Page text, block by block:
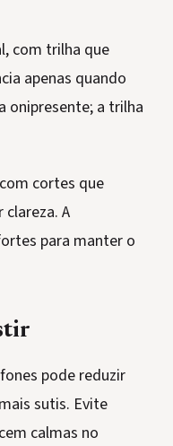
com trilha que
apenas quando
onipresente; a trilha
cortes que
A
para manter o
pode reduzir
sutis. Evite
calmas no